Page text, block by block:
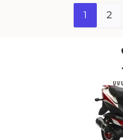
1 2